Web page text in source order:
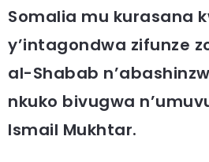
Somalia mu kurasana
y’intagondwa zifunze
al-Shabab
nkuko bivugwa
Ismail Mukhtar.